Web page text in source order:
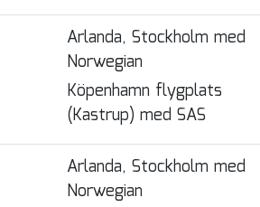
Arlanda, Stockholm med
Norwegian
Köpenhamn flygplats
(Kastrup) med SAS
Arlanda, Stockholm med
Norwegian